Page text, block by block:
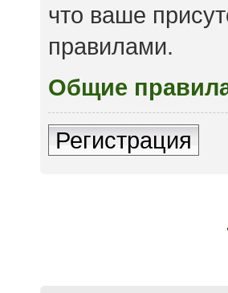
что ваше
правилами.
Общие
Регистрация